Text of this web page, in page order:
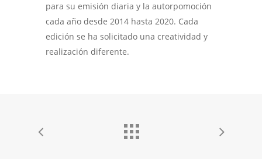
para su emisión diaria y la autorpomoción
cada año desde 2014 hasta 2020. Cada
edición se ha solicitado una creatividad y
realización diferente.